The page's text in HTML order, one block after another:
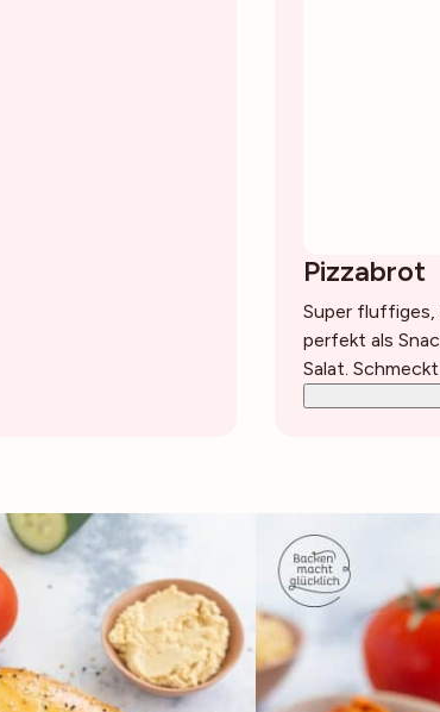
Pizzabrot
Super fluffiges,
perfekt als
Salat.